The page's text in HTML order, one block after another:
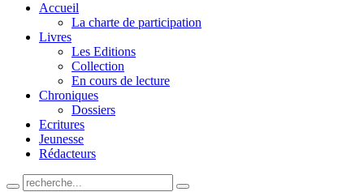
Accueil
La charte de participation
Livres
Les Editions
Collection
En cours de lecture
Chroniques
Dossiers
Ecritures
Jeunesse
Rédacteurs